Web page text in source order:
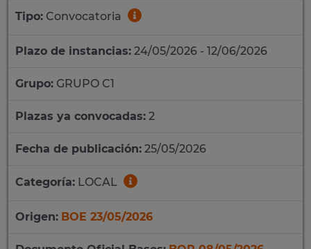
Tipo: Convocatoria
Plazo de instancias: 24/05/2026 - 12/06/2026
Grupo: GRUPO C1
Plazas ya convocadas: 2
Fecha de publicación: 25/05/2026
Categoría: LOCAL
Origen: BOE 23/05/2026